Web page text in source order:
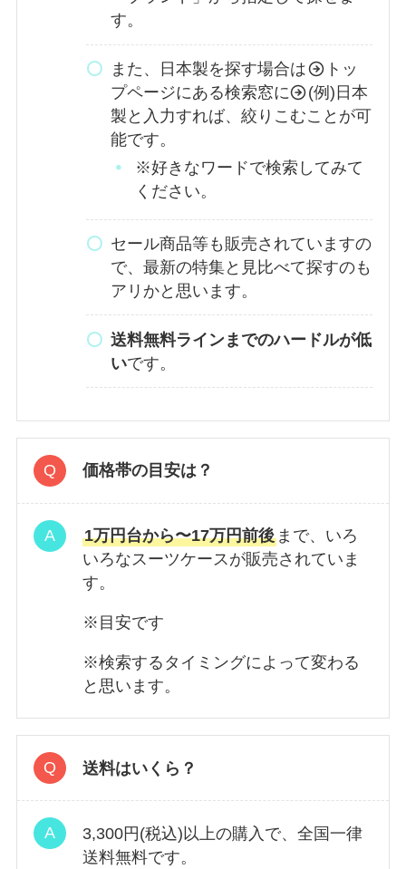
す。
また、日本製を探す場合は
トッ
プページにある検索窓に
(例)日本
製と入力すれば、絞りこむことが可
能です。
※好きなワードで検索してみて
ください。
セール商品等も販売されていますの
で、最新の特集と見比べて探すのも
アリかと思います。
送料無料ラインまでのハードルが低
いです。
価格帯の目安は？
1万円台から〜17万円前後まで、いろ
いろなスーツケースが販売されていま
す。
※目安です
※検索するタイミングによって変わる
と思います。
送料はいくら？
3,300円(税込)以上の購入で、全国一律
送料無料です。